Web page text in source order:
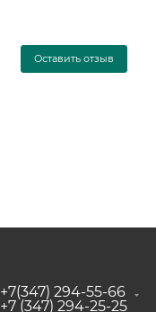
Оставить отзыв
+7(347) 294-55-66
+7 (347) 294-25-25